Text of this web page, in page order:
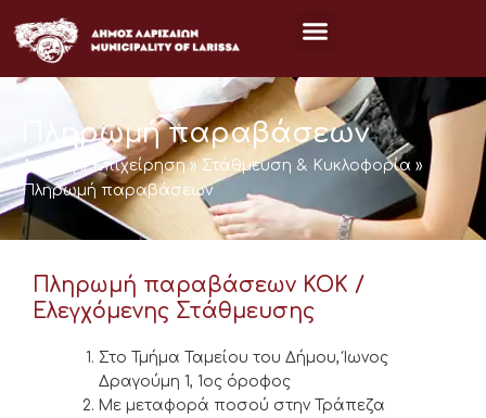
στο
περιεχόμενο
Πληρωμή παραβάσεων
Αρχική »Επιχείρηση» Στάθμευση & Κυκλοφορία »
Πληρωμή παραβάσεων
Πληρωμή παραβάσεων ΚΟΚ /
Ελεγχόμενης Στάθμευσης
Στο Τμήμα Ταμείου του Δήμου, Ίωνος
Δραγούμη 1, 1ος όροφος
Με μεταφορά ποσού στην Τράπεζα